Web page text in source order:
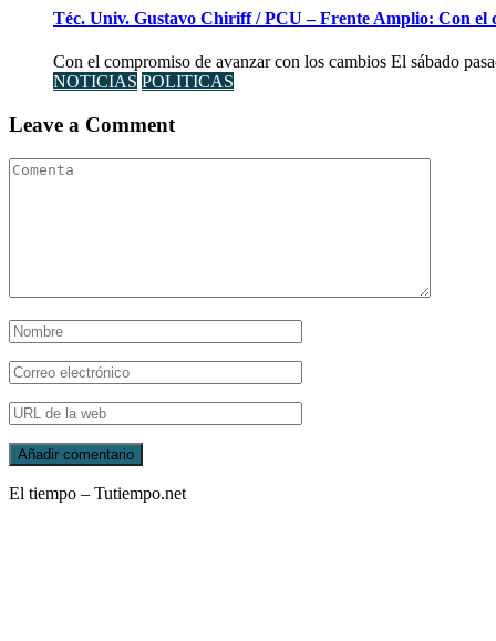
Téc. Univ. Gustavo Chiriff / PCU – Frente Amplio: Con el
Con el compromiso de avanzar con los cambios El sábado
NOTICIAS POLITICAS
Leave a Comment
El tiempo – Tutiempo.net